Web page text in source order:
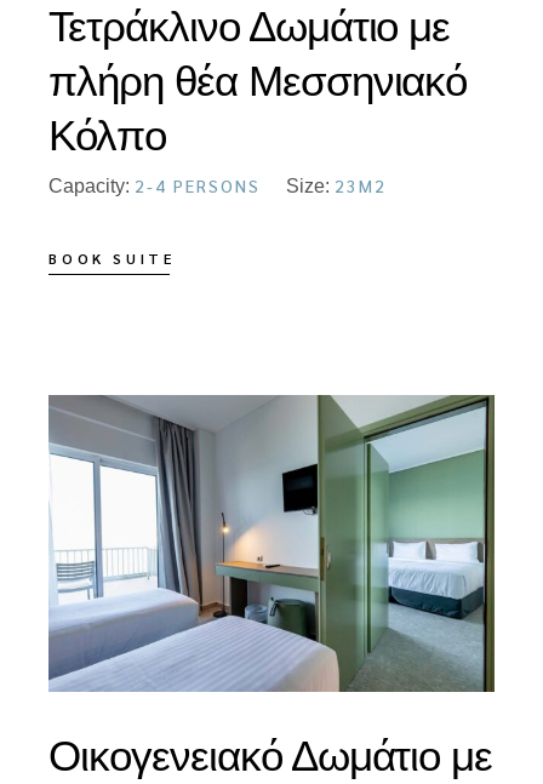
Τετράκλινο Δωμάτιο με
πλήρη θέα Μεσσηνιακό
Κόλπο
Capacity: 2-4 PERSONS Size: 23M2
BOOK SUITE
Οικογενειακό Δωμάτιο με